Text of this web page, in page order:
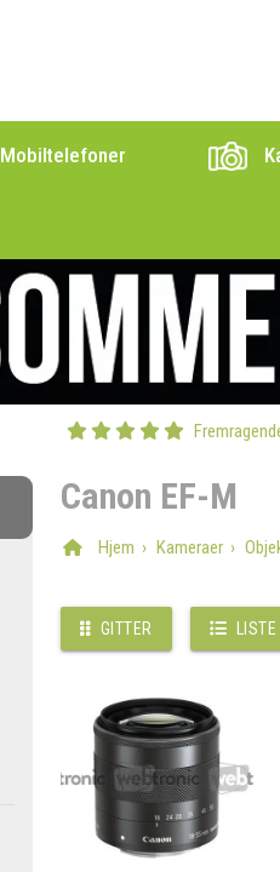
Mobiltelefoner
Canon EF-M
Hjem Kameraer
GITTER LISTE